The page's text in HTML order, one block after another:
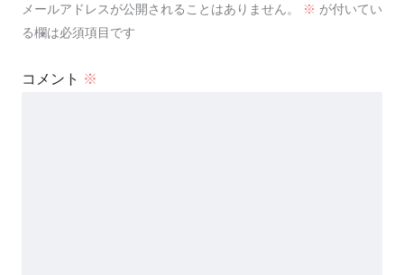
メールアドレスが公開されることはありません。 ※ が付いてい
る欄は必須項目です
コメント ※